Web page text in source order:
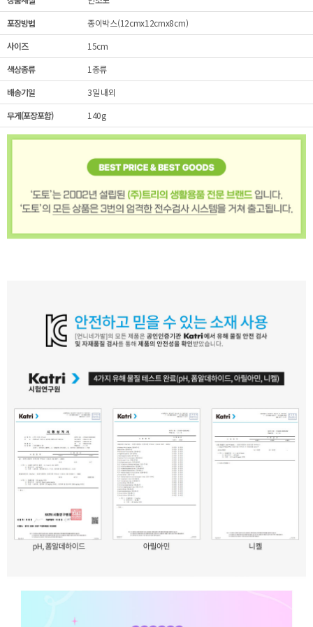
포장방법
종이박스(12cmx12cmx8cm)
사이즈
15cm
색상종류
1종류
배송기일
3일 내외
무게(포장포함)
140g